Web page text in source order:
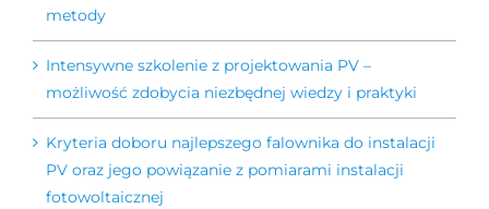
metody
Intensywne szkolenie z projektowania PV –
możliwość zdobycia niezbędnej wiedzy i praktyki
Kryteria doboru najlepszego falownika do instalacji
PV oraz jego powiązanie z pomiarami instalacji
fotowoltaicznej